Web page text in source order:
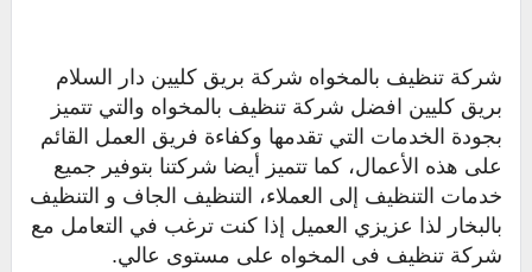
شركة تنظيف بالمخواه شركة بريق كليين دار السلام
بريق كليين افضل شركة تنظيف بالمخواه والتي تتميز
بجودة الخدمات التي تقدمها وكفاءة فريق العمل القائم
على هذه الأعمال، كما تتميز أيضا شركتنا بتوفير جميع
خدمات التنظيف إلى العملاء، التنظيف الجاف و التنظيف
بالبخار لذا عزيزي العميل إذا كنت ترغب في التعامل مع
شركة تنظيف فى المخواه على مستوى عالي.